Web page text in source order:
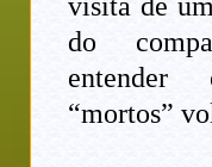
visita de
do
entender
“mortos”